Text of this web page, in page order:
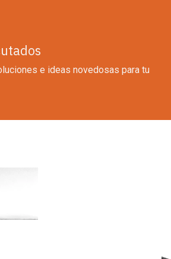
e ideas novedosas para tu